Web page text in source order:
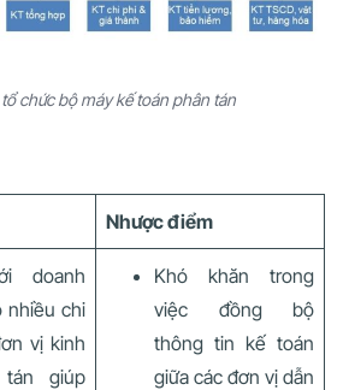
tổ chức bộ máy kế toán phân tán
Nhược điểm
doanh
nhiều chi
vị kinh
tán giúp
Khó khăn trong
việc đồng bộ
thông tin kế toán
giữa các đơn vị dẫn